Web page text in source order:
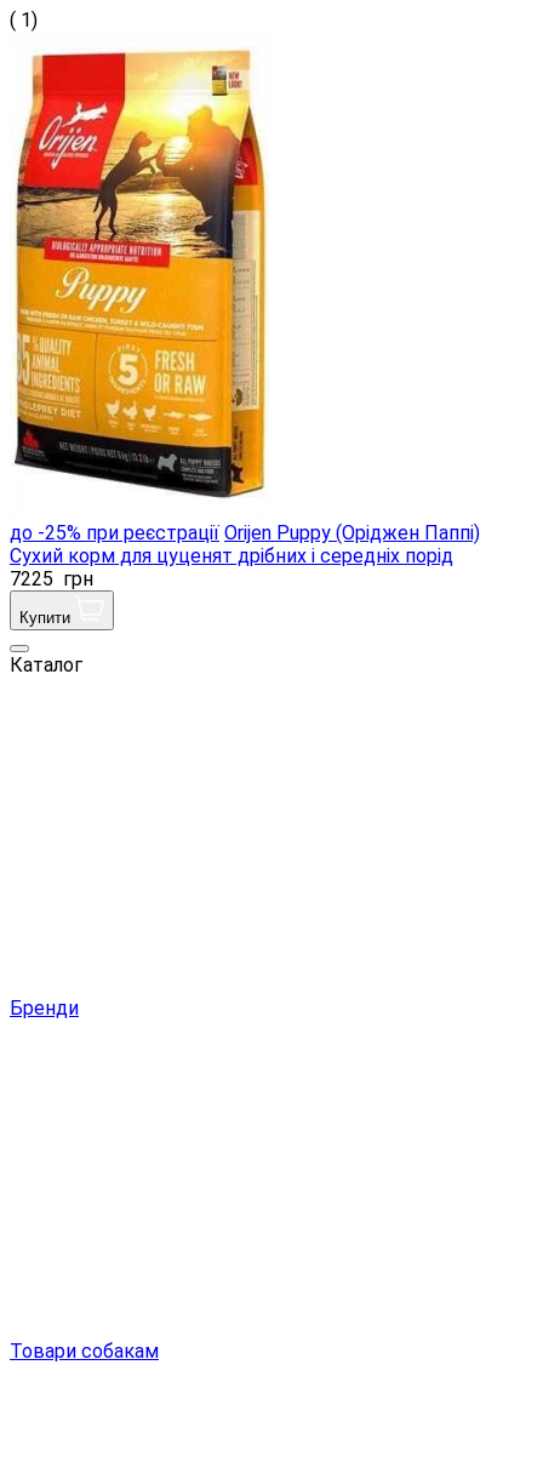
( 1)
до -25% при реєстрації Orijen Puppy (Оріджен Паппі)
Сухий корм для цуценят дрібних і середніх порід
7225 грн
Купити
Каталог
Бренди
Товари собакам